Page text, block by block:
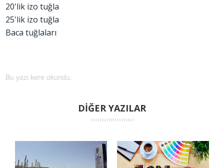
20'lik izo tuğla
25'lik izo tuğla
Baca tuğlaları
Bu yazı kere okundu.
DİĞER YAZILAR